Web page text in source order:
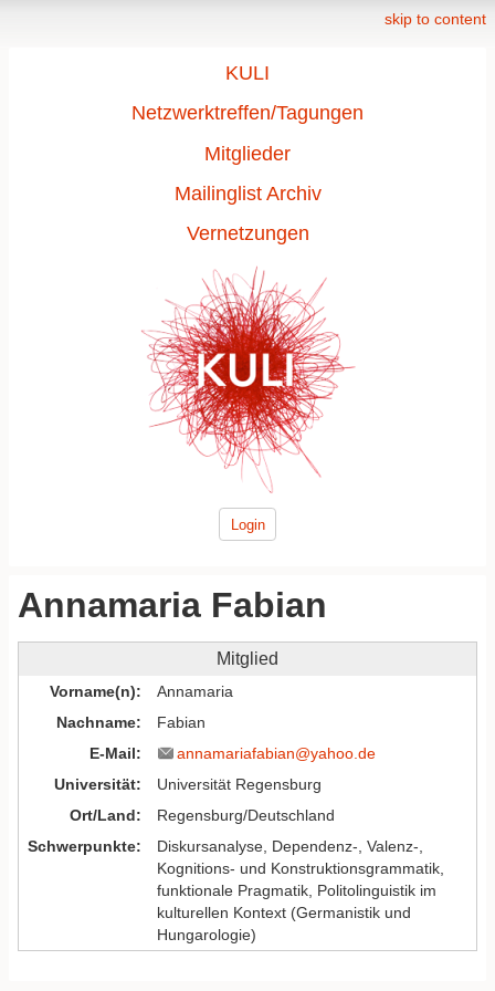
skip to content
KULI
Netzwerktreffen/Tagungen
Mitglieder
Mailinglist Archiv
Vernetzungen
Login
Annamaria Fabian
Mitglied
Vorname(n)
Annamaria
Nachname
Fabian
E-Mail
annamariafabian@yahoo.de
Universität
Universität Regensburg
Ort/Land
Regensburg/Deutschland
Schwerpunkte
Diskursanalyse, Dependenz-, Valenz-,
Kognitions- und Konstruktionsgrammatik,
funktionale Pragmatik, Politolinguistik im
kulturellen Kontext (Germanistik und
Hungarologie)